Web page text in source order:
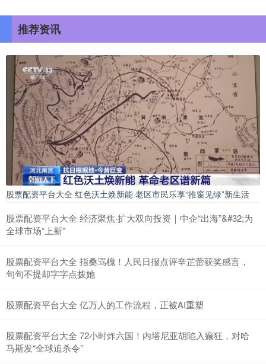
推荐资讯
股票配资平台大全 红色沃土焕新能 老区市民乐享“推窗见绿”新生活
股票配资平台大全 经济聚焦·扩大双向投资｜中企“出海”&#32;为
全球市场“上新”
股票配资平台大全 指桑骂槐！人民日报点评辛芷蕾获奖感言，
句句不提却字字点拨她
股票配资平台大全 亿万人的工作流程，正被AI重塑
股票配资平台大全 72小时炸六国！内塔尼亚胡陷入癫狂，对哈
马斯发“全球追杀令”